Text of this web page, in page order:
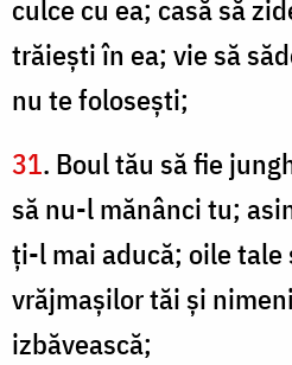
culce cu ea; casă să
trăieşti în ea; vie să
nu te foloseşti;
31. Boul tău să fie
să nu-l mănânci tu;
ţi-l mai aducă; oile tale
vrăjmaşilor tăi şi
izbăvească;